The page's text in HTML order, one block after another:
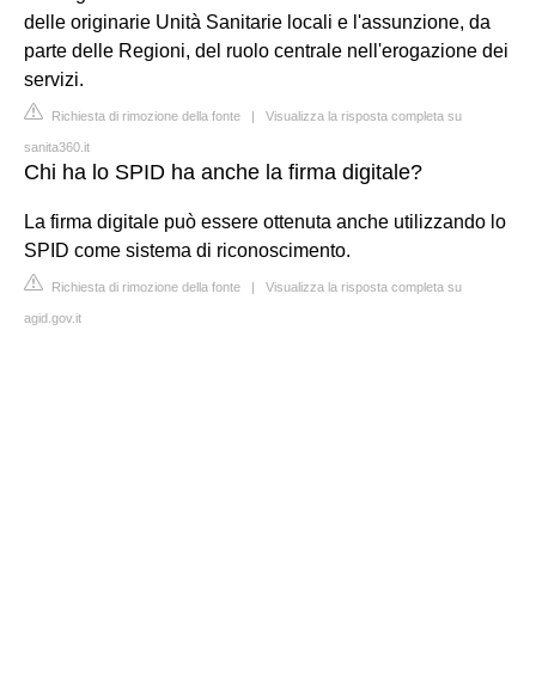
delle originarie Unità Sanitarie locali e l'assunzione, da
parte delle Regioni, del ruolo centrale nell'erogazione dei
servizi.
Richiesta di rimozione della fonte | Visualizza la risposta completa su
sanita360.it
Chi ha lo SPID ha anche la firma digitale?
La firma digitale può essere ottenuta anche utilizzando lo
SPID come sistema di riconoscimento.
Richiesta di rimozione della fonte | Visualizza la risposta completa su
agid.gov.it